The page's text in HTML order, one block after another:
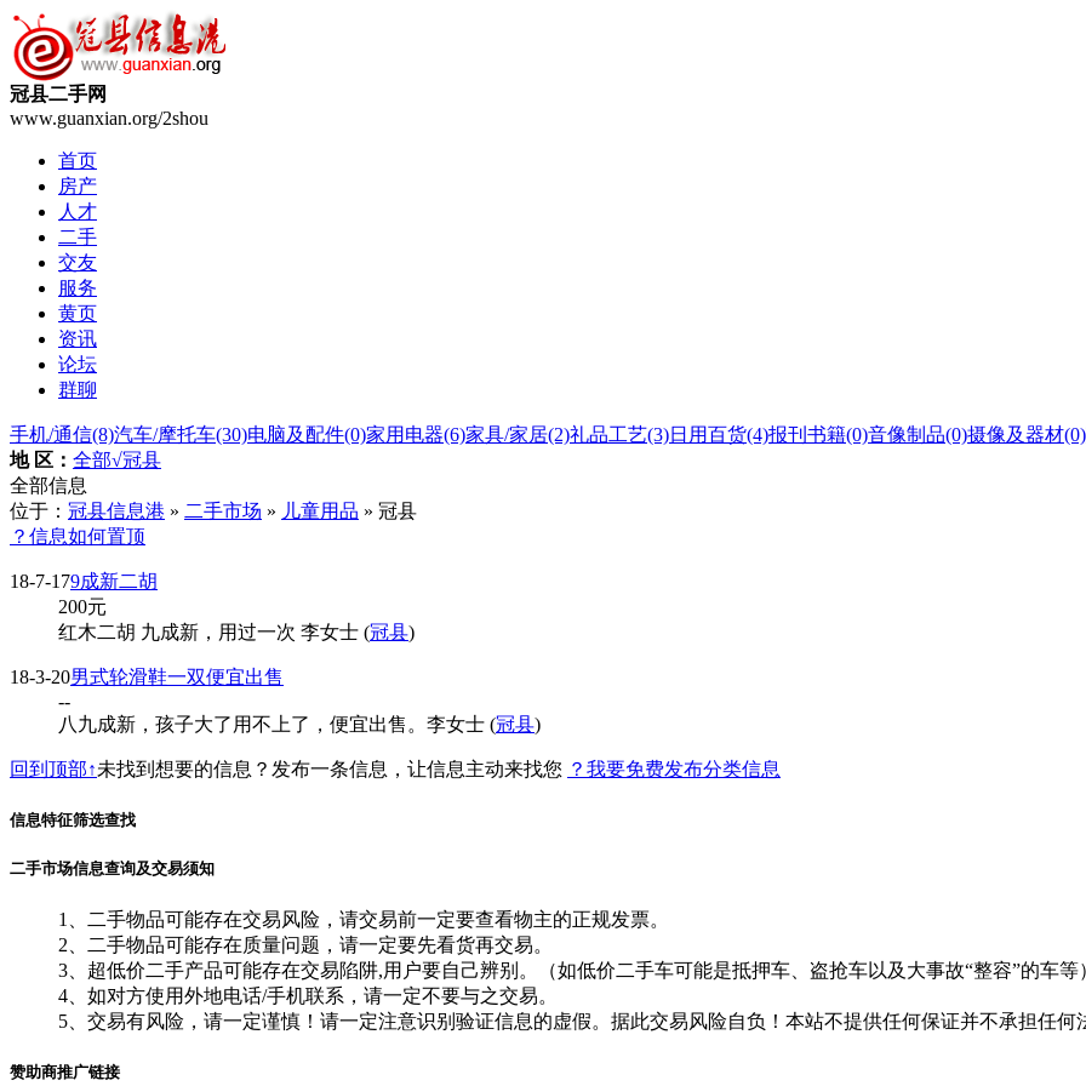
冠县二手网
www.guanxian.org/2shou
首页
房产
人才
二手
交友
服务
黄页
资讯
论坛
群聊
手机/通信(8)汽车/摩托车(30)电脑及配件(0)家用电器(6)家具/家居(2)礼品工艺(3)日用百货(4)报刊书籍(0)音像制品(0)摄像及器材(0)
地 区： 全部√冠县
全部信息
位于： 冠县信息港 » 二手市场 » 儿童用品 » 冠县
？信息如何置顶
18-7-179成新二胡
200元
红木二胡 九成新，用过一次 李女士 (冠县)
18-3-20男式轮滑鞋一双便宜出售
--
八九成新，孩子大了用不上了，便宜出售。李女士 (冠县)
回到顶部↑未找到想要的信息？发布一条信息，让信息主动来找您 ？我要免费发布分类信息
信息特征筛选查找
二手市场信息查询及交易须知
1、二手物品可能存在交易风险，请交易前一定要查看物主的正规发票。
2、二手物品可能存在质量问题，请一定要先看货再交易。
3、超低价二手产品可能存在交易陷阱,用户要自己辨别。（如低价二手车可能是抵押车、盗抢车以及大事故“整容”的车等
4、如对方使用外地电话/手机联系，请一定不要与之交易。
5、交易有风险，请一定谨慎！请一定注意识别验证信息的虚假。据此交易风险自负！本站不提供任何保证并不承担任何
赞助商推广链接